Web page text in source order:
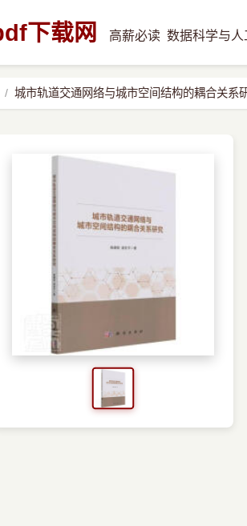
下载网 高薪必读 数据科学与人
城市轨道交通网络与城市空间结构的耦合关系